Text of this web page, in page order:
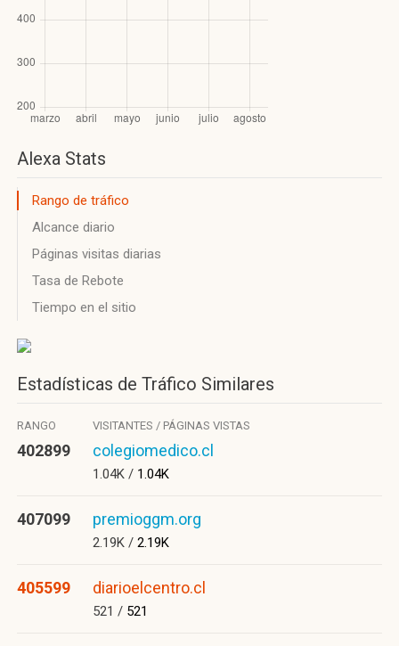
Alexa Stats
Rango de tráfico
Alcance diario
Páginas visitas diarias
Tasa de Rebote
Tiempo en el sitio
Estadísticas de Tráfico Similares
RANGO VISITANTES / PÁGINAS VISTAS
402899 colegiomedico.cl
1.04K / 1.04K
407099 premioggm.org
2.19K / 2.19K
405599 diarioelcentro.cl
521 / 521